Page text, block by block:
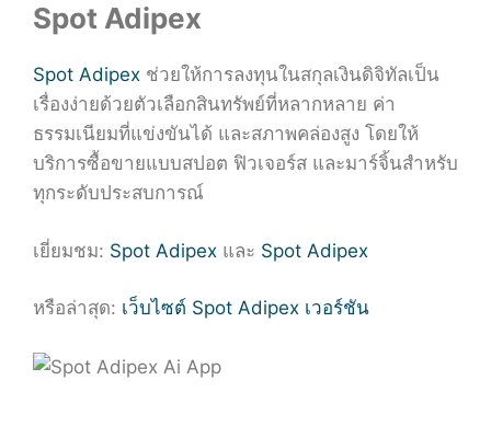
Spot Adipex
Spot Adipex ช่วยให้การลงทุนในสกุลเงินดิจิทัลเป็น
เรื่องง่ายด้วยตัวเลือกสินทรัพย์ที่หลากหลาย ค่า
ธรรมเนียมที่แข่งขันได้ และสภาพคล่องสูง โดยให้
บริการซื้อขายแบบสปอต ฟิวเจอร์ส และมาร์จิ้นสำหรับ
ทุกระดับประสบการณ์
เยี่ยมชม: Spot Adipex และ Spot Adipex
หรือล่าสุด: เว็บไซต์ Spot Adipex เวอร์ชัน